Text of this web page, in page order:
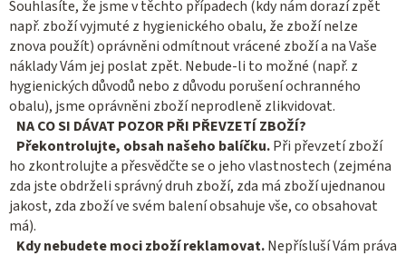
Souhlasíte, že jsme v těchto případech (kdy nám dorazí zpět
např. zboží vyjmuté z hygienického obalu, že zboží nelze
znova použít) oprávněni odmítnout vrácené zboží a na Vaše
náklady Vám jej poslat zpět. Nebude-li to možné (např. z
hygienických důvodů nebo z důvodu porušení ochranného
obalu), jsme oprávněni zboží neprodleně zlikvidovat.
NA CO SI DÁVAT POZOR PŘI PŘEVZETÍ ZBOŽÍ?
Překontrolujte, obsah našeho balíčku.Při převzetí zboží
ho zkontrolujte a přesvědčte se o jeho vlastnostech (zejména
zda jste obdrželi správný druh zboží, zda má zboží ujednanou
jakost, zda zboží ve svém balení obsahuje vše, co obsahovat
má).
Kdy nebudete moci zboží reklamovat.Nepřísluší Vám práva